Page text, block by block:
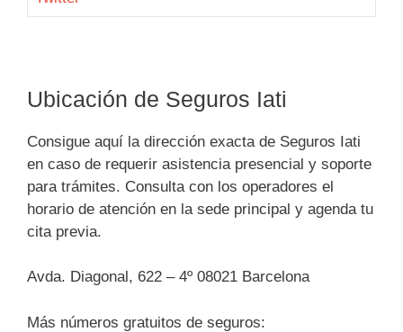
Ubicación de Seguros Iati
Consigue aquí la dirección exacta de Seguros Iati
en caso de requerir asistencia presencial y soporte
para trámites. Consulta con los operadores el
horario de atención en la sede principal y agenda tu
cita previa.
Avda. Diagonal, 622 – 4º 08021 Barcelona
Más números gratuitos de seguros: